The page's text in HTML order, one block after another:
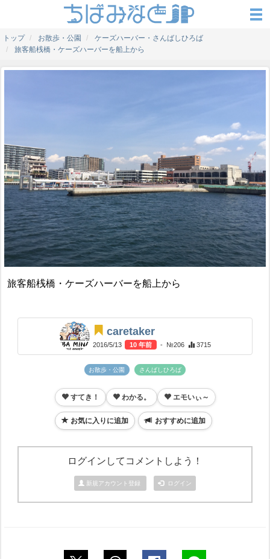
トップ お散歩・公園
ケーズハーバー・さんばしひろば
旅客船桟橋・ケーズハーバーを船上から
旅客船桟橋・ケーズハーバーを船上から
caretaker
2016/5/13 10 年前 - №206 3715
お散歩・公園 さんばしひろば
すてき！ わかる。 エモいぃ～
お気に入りに追加 おすすめに追加
ログインしてコメントしよう！
新規アカウント登録 ログイン